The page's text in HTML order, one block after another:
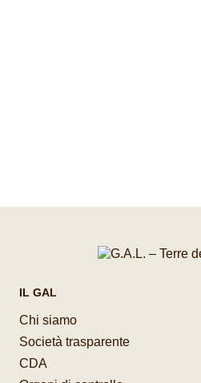
IL GAL
Chi siamo
Società trasparente
CDA